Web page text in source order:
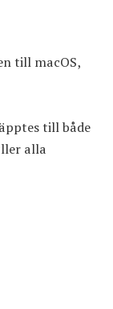
till macOS,
till både
alla